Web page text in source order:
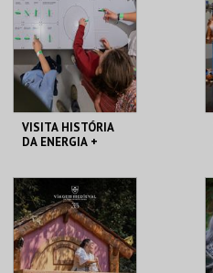
MAIS INFO
COMPRAR
VISITA HISTÓRIA
DA ENERGIA +
MAAT
MAIS INFO